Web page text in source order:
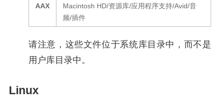
AAX
Macintosh HD/资源库/应用程序支持/Avid/音
频/插件
请注意，这些文件位于系统库目录中，而不是
用户库目录中。
Linux